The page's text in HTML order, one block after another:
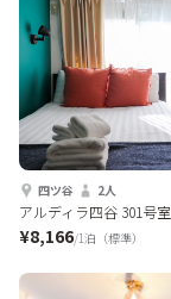
四ツ谷 2人
アルディラ四谷 301号室
¥8,166/1泊（標準）